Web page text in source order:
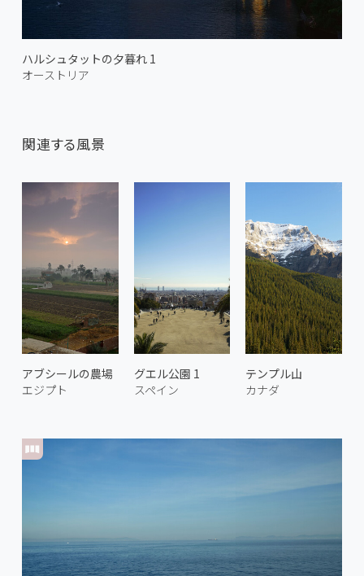
ハルシュタットの夕暮れ 1
オーストリア
関連する風景
アブシールの農場
エジプト
グエル公園 1
スペイン
テンプル山
カナダ